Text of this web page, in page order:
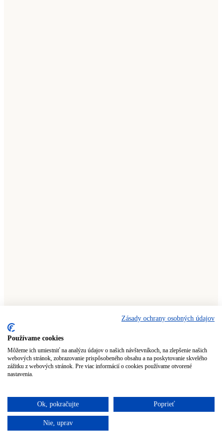
Vlasový kondicionér
Nie je na sklade
Zásady ochrany osobných údajov
Používame cookies
Môžeme ich umiestniť na analýzu údajov o našich návštevníkoch, na zlepšenie našich
webových stránok, zobrazovanie prispôsobeného obsahu a na poskytovanie skvelého
zážitku z webových stránok. Pre viac informácií o cookies používame otvorené
nastavenia.
Ok, pokračujte Poprieť
Nie, uprav